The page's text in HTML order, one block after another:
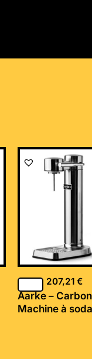
207,21€
Aarke –
Machine à soda